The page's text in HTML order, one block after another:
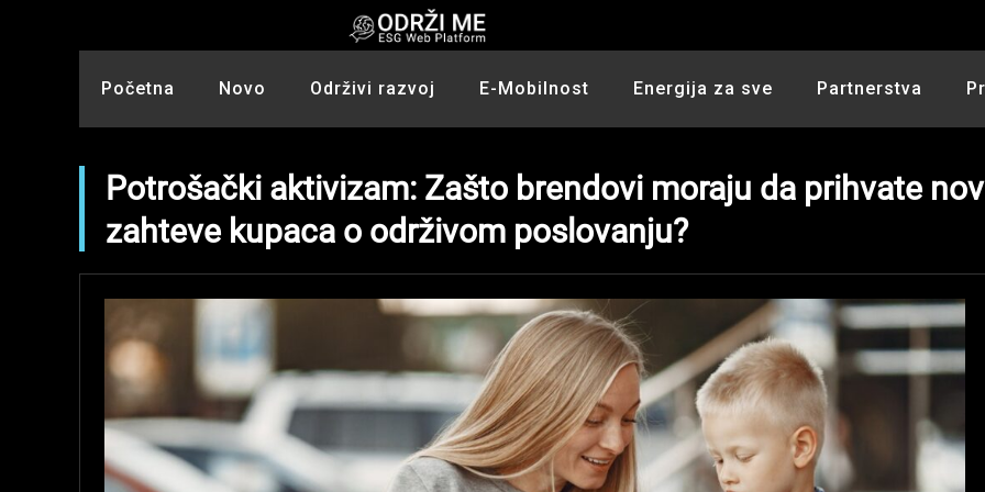
Početna Novo Održivi razvoj E-Mobilnost Energija za sve Partnerstva
Potrošački aktivizam: Zašto brendovi moraju da prihvate
zahteve kupaca o održivom poslovanju?